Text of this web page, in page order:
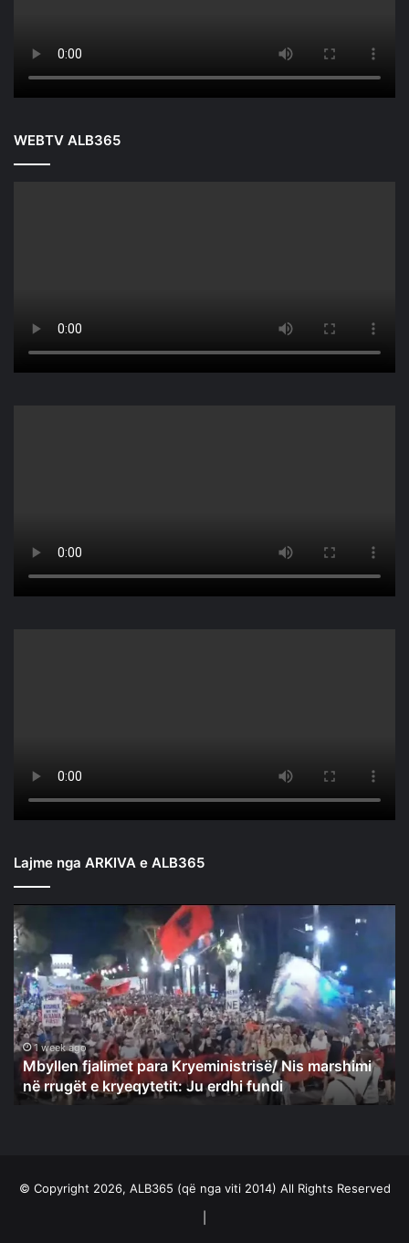
WEBTV ALB365
Lajme nga ARKIVA e ALB365
Mbyllen
fjalimet
para
Kryeministrisë/
Nis
marshimi
në
rrugët
e
kryeqytetit:
Ju
1 week ago
Mbyllen fjalimet para Kryeministrisë/ Nis marshimi
në rrugët e kryeqytetit: Ju erdhi fundi
© Copyright 2026, ALB365 (që nga viti 2014) All Rights Reserved